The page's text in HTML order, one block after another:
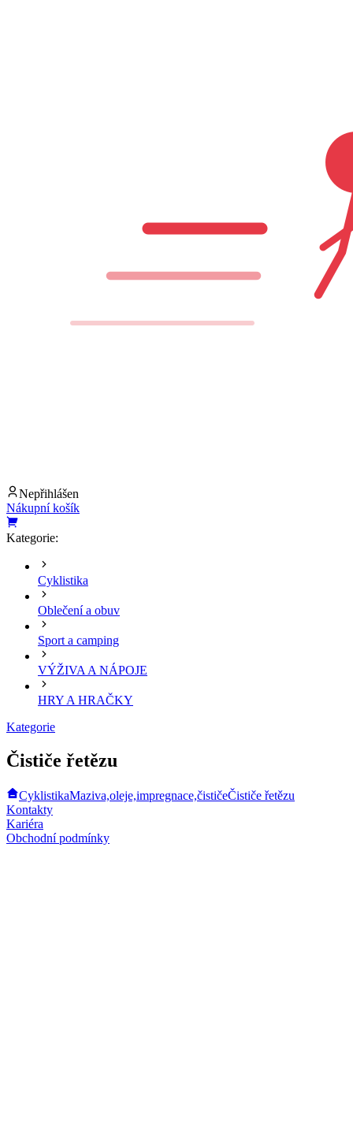
Nepřihlášen
Nákupní košík
Kategorie:
Cyklistika
Oblečení a obuv
Sport a camping
VÝŽIVA A NÁPOJE
HRY A HRAČKY
Kategorie
Čističe řetězu
CyklistikaMaziva,oleje,impregnace,čističeČističe řetězu
Kontakty
Kariéra
Obchodní podmínky